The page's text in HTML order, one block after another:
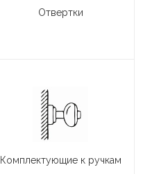
Отвертки
Комплектующие к ручкам